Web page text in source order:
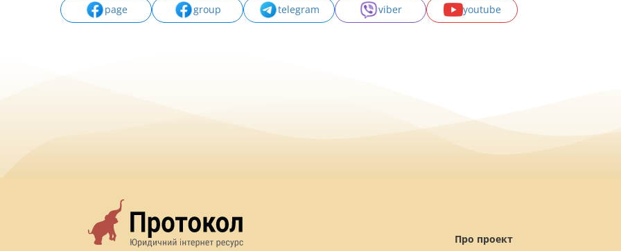
page group telegram viber youtube
Про проект